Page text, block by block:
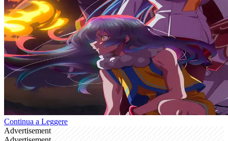
Continua a Leggere
Advertisement